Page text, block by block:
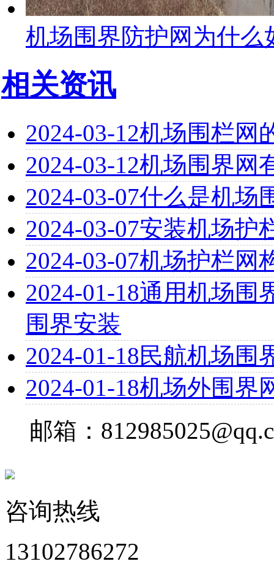
机场围界防护网为什么
相关资讯
2024-03-12机场围栏网
2024-03-12机场围界网
2024-03-07什么是机场
2024-03-07安装机场护
2024-03-07机场护栏网
2024-01-18通用机场围
围界安装
2024-01-18民航机场围
2024-01-18机场外围界
邮箱：
咨询热线
13102786272